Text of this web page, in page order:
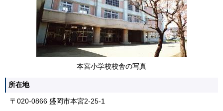
本宮小学校校舎の写真
所在地
〒020-0866 盛岡市本宮2-25-1